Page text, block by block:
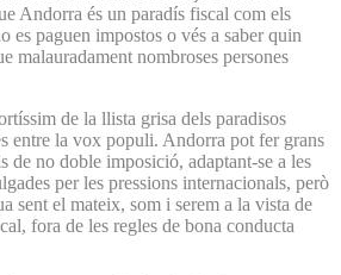
Andorra és un paradís fiscal com els
es paguen impostos o vés a saber quin
malauradament nombroses persones
de la llista grisa dels paradisos
entre la vox populi. Andorra pot fer grans
de no doble imposició, adaptant-se a les
per les pressions internacionals, però
sent el mateix, som i serem a la vista de
fora de les regles de bona conducta